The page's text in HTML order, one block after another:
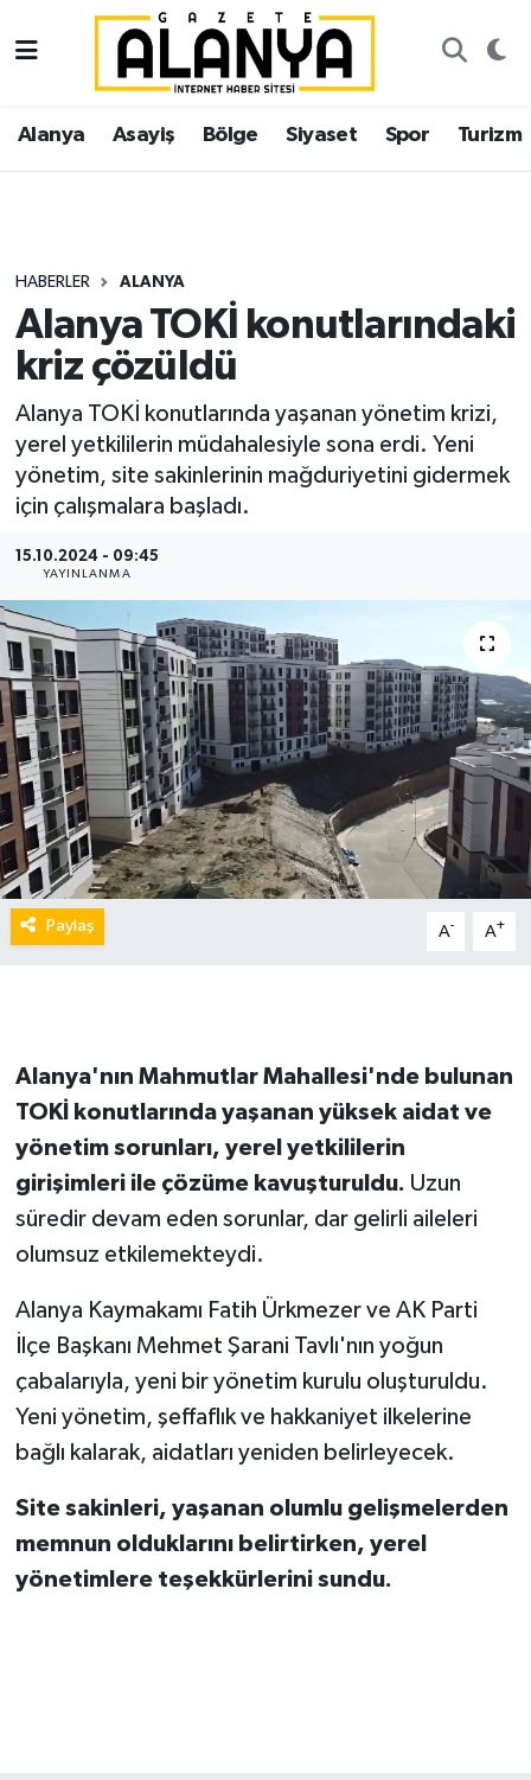
Alanya Asayiş Bölge Siyaset Spor Turizm
HABERLER ALANYA
Alanya TOKİ konutlarındaki
kriz çözüldü
Alanya TOKİ konutlarında yaşanan yönetim krizi,
yerel yetkililerin müdahalesiyle sona erdi. Yeni
yönetim, site sakinlerinin mağduriyetini gidermek
için çalışmalara başladı.
15.10.2024 - 09:45
YAYINLANMA
Paylaş A- A+
Alanya'nın Mahmutlar Mahallesi'nde bulunan
TOKİ konutlarında yaşanan yüksek aidat ve
yönetim sorunları, yerel yetkililerin
girişimleri ile çözüme kavuşturuldu. Uzun
süredir devam eden sorunlar, dar gelirli aileleri
olumsuz etkilemekteydi.
Alanya Kaymakamı Fatih Ürkmezer ve AK Parti
İlçe Başkanı Mehmet Şarani Tavlı'nın yoğun
çabalarıyla, yeni bir yönetim kurulu oluşturuldu.
Yeni yönetim, şeffaflık ve hakkaniyet ilkelerine
bağlı kalarak, aidatları yeniden belirleyecek.
Site sakinleri, yaşanan olumlu gelişmelerden
memnun olduklarını belirtirken, yerel
yönetimlere teşekkürlerini sundu.
Alanya
Asayiş
Siyaset
Spor
Turizm
Ekonomi
Gazipaşa
İstanbul Nöbetçi Eczaneler
İstanbul Hava Durumu
Süper Lig Puan Durumu ve Fikstür
Tüm Manşetler
Son Dakika Haberleri
Haber Arşivi